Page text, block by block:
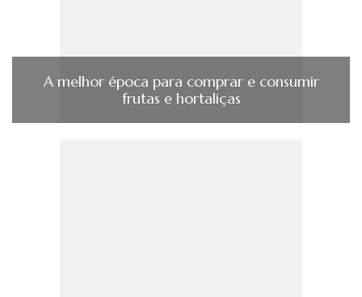
A melhor época para comprar e consumir
frutas e hortaliças